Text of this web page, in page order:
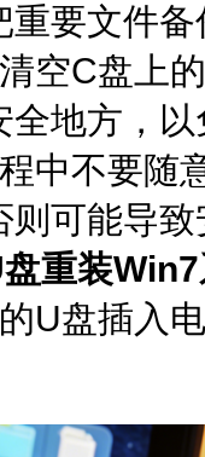
重要文件
空C盘上
全地方，
中不要随
则可能导
重装
U盘插入